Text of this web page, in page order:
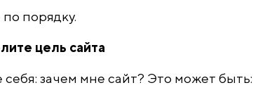
порядку.
цель сайта
зачем мне сайт? Это может быть: